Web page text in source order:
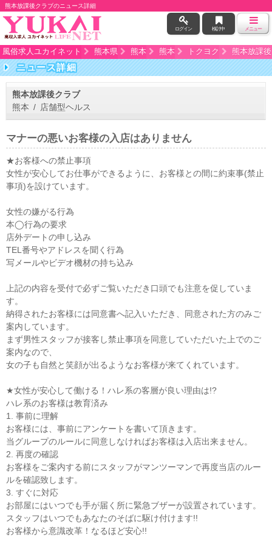
熊本放課後クラブのニュース詳細
ログイン 検討中 メニュー
風俗求人ユカイネット 熊本県 熊本 熊本 トクヨク 熊本放課
ニュース詳細
熊本放課後クラブ
熊本 / 店舗型ヘルス
マナーの悪いお客様の入店はありません
★お客様への禁止事項
女性が安心してお仕事ができるように、お客様との間に約束事(禁止
事項)を設けています。
女性の嫌がる行為
本◯行為の要求
店外デートの申し込み
TEL番号やアドレスを聞く行為
写メールやビデオ機材の持ち込み
上記の内容を受付で必ずご覧いただき口頭でも注意を促していま
す。
納得されたお客様には同意書へ記入いただき、同意された方のみご
案内しています。
まず男性スタッフが接客し禁止事項を同意していただいた上でのご
案内なので、
女の子も自然と笑顔が出るようなお客様が来てくれています。
★女性が安心して働ける！ハレ系の客層が良い理由は!?
ハレ系のお客様は教育済み
1. 事前に理解
お客様には、事前にアンケートを書いて頂きます。
当グループのルールに同意しなければお客様は入店出来ません。
2. 再度の確認
お客様をご案内する前にスタッフがマンツーマンで再度当店のルー
ルを確認致します。
3. すぐに対応
お部屋にはいつでも手が届く所に緊急ブザーが設置されています。
スタッフはいつでもあなたのそばに駆け付けます!!
お客様から意識改革！なるほど安心!!